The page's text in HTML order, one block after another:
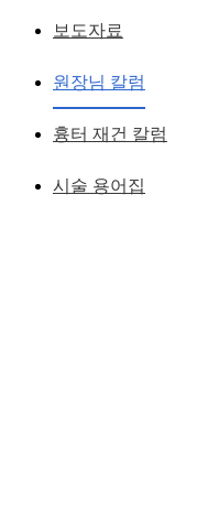
보도자료
원장님 칼럼
흉터 재건 칼럼
시술 용어집
볼처짐 과 광대뼈
황성호 원장작성일